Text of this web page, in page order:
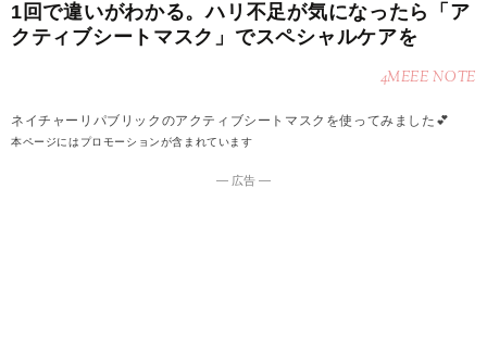
1回で違いがわかる。ハリ不足が気になったら「ア
クティブシートマスク」でスペシャルケアを
4MEEE NOTE
ネイチャーリパブリックのアクティブシートマスクを使ってみました💕
本ページにはプロモーションが含まれています
― 広告 ―